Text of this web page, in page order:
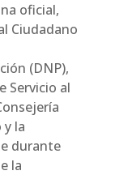
oficial,
Ciudadano
(DNP),
Servicio al
y la
durante
la